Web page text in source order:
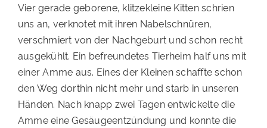
Vier gerade geborene, klitzekleine Kitten schrien
uns an, verknotet mit ihren Nabelschnüren,
verschmiert von der Nachgeburt und schon recht
ausgekühlt. Ein befreundetes Tierheim half uns mit
einer Amme aus. Eines der Kleinen schaffte schon
den Weg dorthin nicht mehr und starb in unseren
Händen. Nach knapp zwei Tagen entwickelte die
Amme eine Gesäugeentzündung und konnte die